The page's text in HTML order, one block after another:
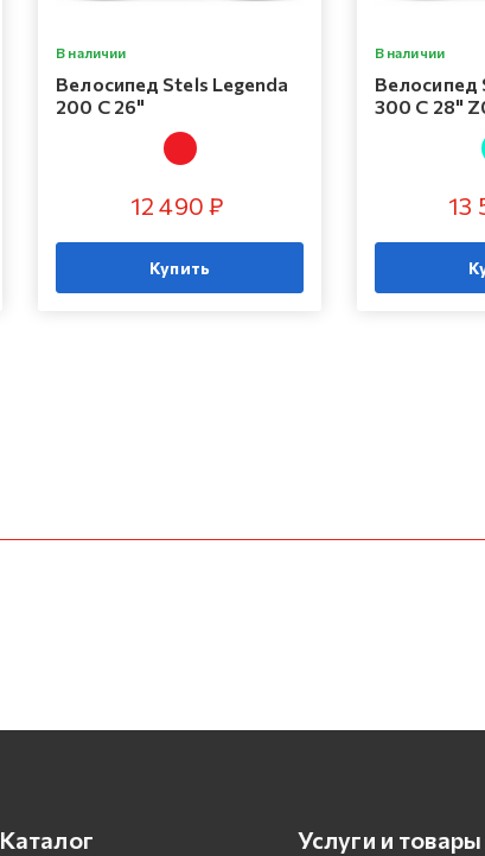
В наличии
Велосипед Stels Legenda
200 C 26"
12 490 ₽
Купить
В наличии
Велосипед
300 C 28"
13
Каталог Услуги и товары